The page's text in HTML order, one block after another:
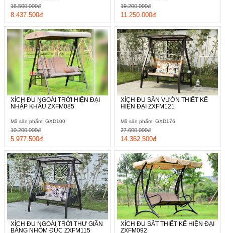
8.437.500đ
16.500.000đ
11.250.000đ
19.200.000đ
XÍCH ĐU NGOÀI TRỜI HIỆN ĐẠI
NHẬP KHẨU ZXFM085
Mã sản phẩm: GXD100
5.977.500đ
10.200.000đ
XÍCH ĐU SÂN VƯỜN THIẾT KẾ
HIỆN ĐẠI ZXFM121
Mã sản phẩm: GXD176
14.362.500đ
27.600.000đ
XÍCH ĐU NGOÀI TRỜI THƯ GIÃN
BẰNG NHÔM ĐÚC ZXFM115
XÍCH ĐU SẮT THIẾT KẾ HIỆN ĐẠI
ZXFM092